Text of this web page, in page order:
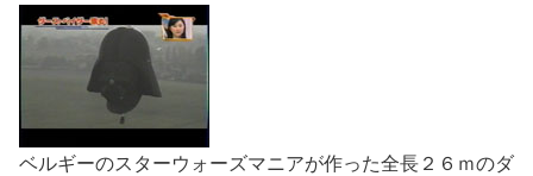
ベルギーのスターウォーズマニアが作った全長２６ｍのダ